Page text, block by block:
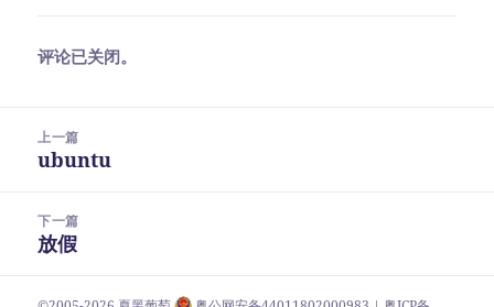
评论已关闭。
上一篇
上
文
章：
ubuntu
下一篇
下
文
放假